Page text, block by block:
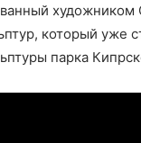
художником
который уже
парка